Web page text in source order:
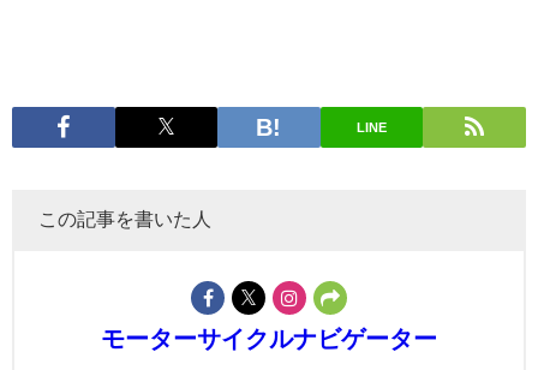
LINE
この記事を書いた人
モーターサイクルナビゲーター